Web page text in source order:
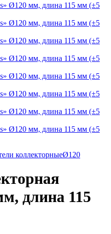
коллекторныеØ120
длина 115